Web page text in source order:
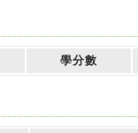
學分數